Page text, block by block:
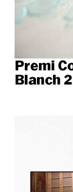
Premi
Blanch